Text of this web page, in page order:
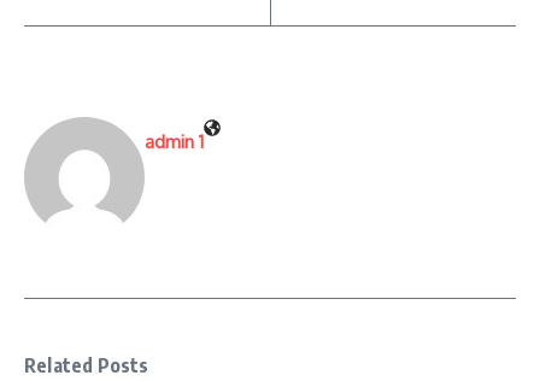
admin 1
Related Posts